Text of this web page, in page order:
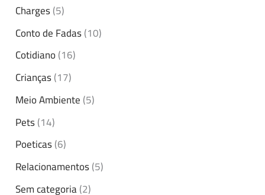
Charges(5)
Conto de Fadas(10)
Cotidiano(16)
Crianças(17)
Meio Ambiente(5)
Pets(14)
Poeticas(6)
Relacionamentos(5)
Sem categoria(2)